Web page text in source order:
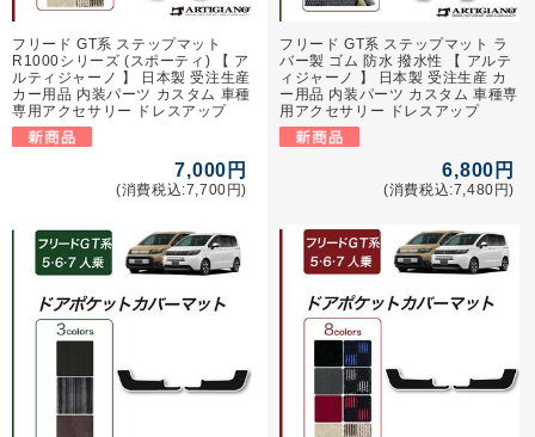
フリード GT系 ステップマット
R1000シリーズ (スポーティ) 【 ア
ルティジャーノ 】 日本製 受注生産
カー用品 内装パーツ カスタム 車種
専用アクセサリー ドレスアップ
7,000円
(消費税込:7,700円)
フリード GT系 ステップマット ラ
バー製 ゴム 防水 撥水性 【 アルテ
ィジャーノ 】 日本製 受注生産 カ
ー用品 内装パーツ カスタム 車種専
用アクセサリー ドレスアップ
6,800円
(消費税込:7,480円)